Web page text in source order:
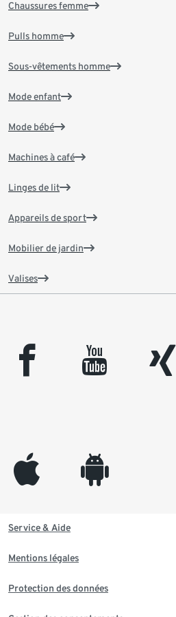
Chaussures femme
Pulls homme
Sous-vêtements homme
Mode enfant
Mode bébé
Machines à café
Linges de lit
Appareils de sport
Mobilier de jardin
Valises
facebook youtube xing
appleinc android
Service & Aide
Mentions légales
Protection des données